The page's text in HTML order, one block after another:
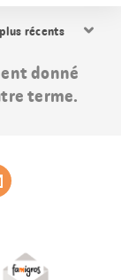
donné
terme.
maintenant